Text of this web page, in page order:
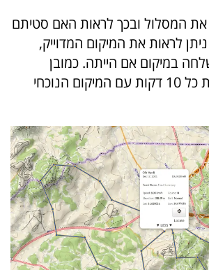
את המסלול ובכך לראות האם סטיתם
לראות את המיקום המדוייק,
במיקום אם הייתה. כמובן
שהמפה מתעדכנת כל 10 דקות עם המיקום הנוכחי